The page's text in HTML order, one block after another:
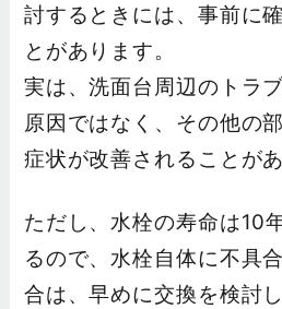
討するときには、事前に
とがあります。
実は、洗面台周辺のトラ
原因ではなく、その他の
症状が改善されることが
ただし、水栓の寿命は10
るので、水栓自体に不具
合は、早めに交換を検討